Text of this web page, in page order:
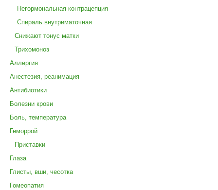
Негормональная контрацепция
Спираль внутриматочная
Снижают тонус матки
Трихомоноз
Аллергия
Анестезия, реанимация
Антибиотики
Болезни крови
Боль, температура
Геморрой
Приставки
Глаза
Глисты, вши, чесотка
Гомеопатия